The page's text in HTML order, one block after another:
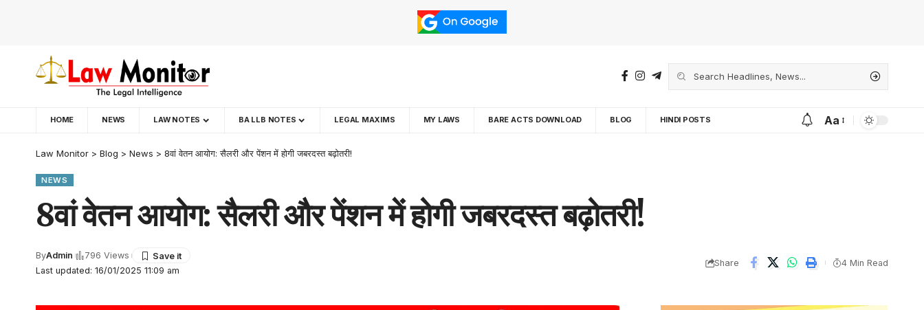
HOME NEWS LAW NOTES BA LLB NOTES LEGAL MAXIMS MY LAWS BARE ACTS DOWNLOAD BLOG HINDI POSTS Aa
Law Monitor > Blog > News > 8वां वेतन आयोग: सैलरी और पेंशन में होगी जबरदस्त बढ़ोतरी!
NEWS
8वां वेतन आयोग: सैलरी और पेंशन में होगी जबरदस्त बढ़ोतरी!
Last updated: 16/01/2025 11:09 am
ByAdmin 796 Views
Share 4 Min Read